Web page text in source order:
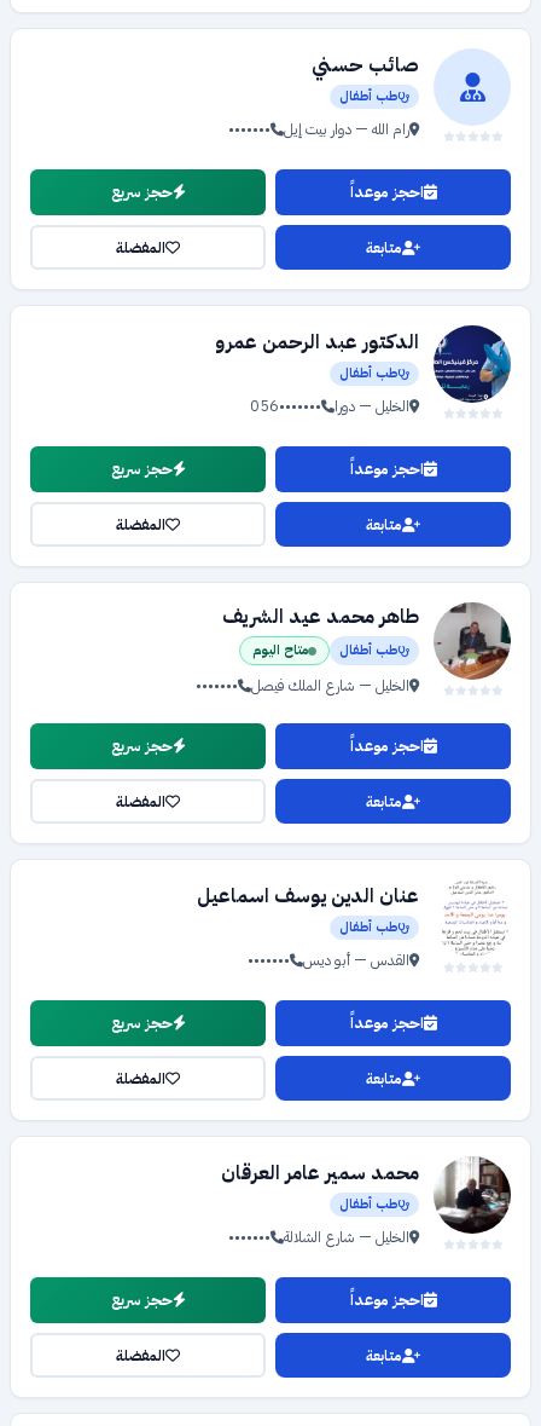
صائب حسني
طب أطفال
رام الله — دوار بيت إيل •••••••
احجز موعداً حجز سريع
متابعة المفضلة
الدكتور عبد الرحمن عمرو
طب أطفال
الخليل — دورا 056•••••••
احجز موعداً حجز سريع
متابعة المفضلة
طاهر محمد عيد الشريف
طب أطفال متاح اليوم
الخليل — شارع الملك فيصل •••••••
احجز موعداً حجز سريع
متابعة المفضلة
عنان الدين يوسف اسماعيل
طب أطفال
القدس — أبو ديس •••••••
احجز موعداً حجز سريع
متابعة المفضلة
محمد سمير عامر العرقان
طب أطفال
الخليل — شارع الشلالة •••••••
احجز موعداً حجز سريع
متابعة المفضلة